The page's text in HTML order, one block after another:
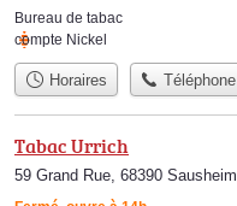
Bureau de tabac
compte Nickel
Horaires Téléphone
Tabac Urrich
59 Grand Rue, 68390 Sausheim